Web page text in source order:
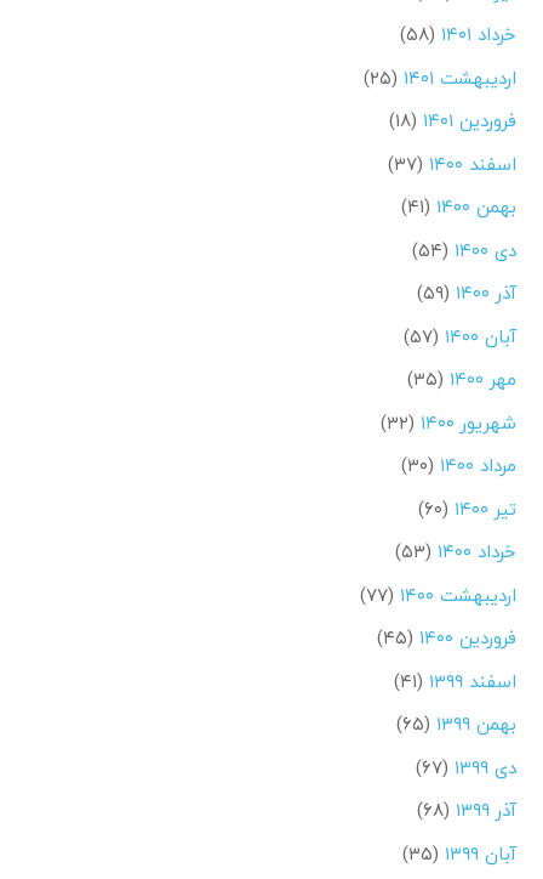
خرداد ۱۴۰۱
(۵۸)
اردیبهشت ۱۴۰۱
(۲۵)
فروردین ۱۴۰۱
(۱۸)
اسفند ۱۴۰۰
(۳۷)
بهمن ۱۴۰۰
(۴۱)
دی ۱۴۰۰
(۵۴)
آذر ۱۴۰۰
(۵۹)
آبان ۱۴۰۰
(۵۷)
مهر ۱۴۰۰
(۳۵)
شهریور ۱۴۰۰
(۳۲)
مرداد ۱۴۰۰
(۳۰)
تیر ۱۴۰۰
(۶۰)
خرداد ۱۴۰۰
(۵۳)
اردیبهشت ۱۴۰۰
(۷۷)
فروردین ۱۴۰۰
(۴۵)
اسفند ۱۳۹۹
(۴۱)
بهمن ۱۳۹۹
(۶۵)
دی ۱۳۹۹
(۶۷)
آذر ۱۳۹۹
(۶۸)
آبان ۱۳۹۹
(۳۵)